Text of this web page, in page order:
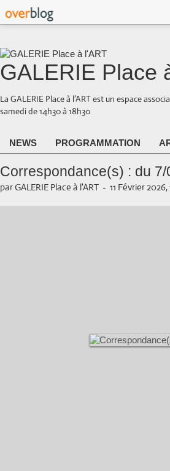
GALERIE Place
La GALERIE Place à l’ART est un espace
samedi de 14h30 à 18h30
NEWS PROGRAMMATION
Correspondance(s) : du
par GALERIE Place à l'ART - 11 Février 2026,